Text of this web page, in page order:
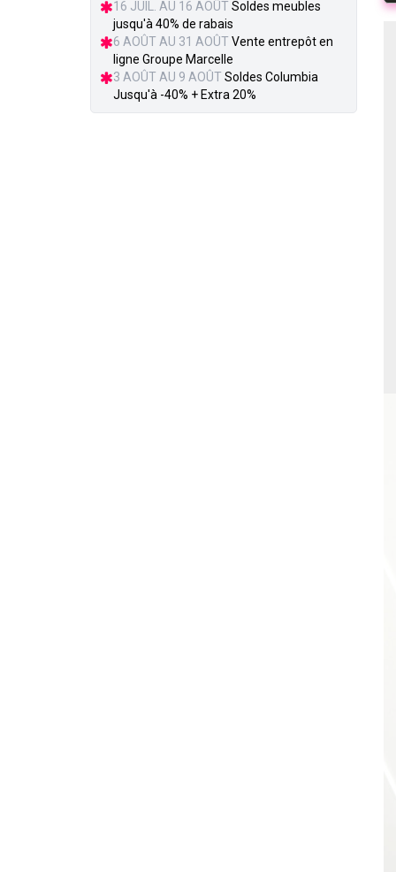
16 JUIL. AU 16 AOÛT Soldes meubles
jusqu'à 40% de rabais
6 AOÛT AU 31 AOÛT Vente entrepôt en
ligne Groupe Marcelle
3 AOÛT AU 9 AOÛT Soldes Columbia
Jusqu'à -40% + Extra 20%